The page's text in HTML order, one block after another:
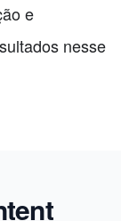
e
nesse